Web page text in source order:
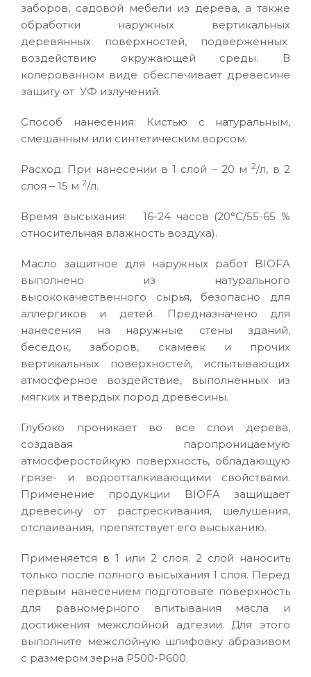
заборов, садовой мебели из дерева, а также
обработки наружных вертикальных
деревянных поверхностей, подверженных
воздействию окружающей среды. В
колерованном виде обеспечивает древесине
защиту от УФ излучений.
Способ нанесения: Кистью с натуральным,
смешанным или синтетическим ворсом.
Расход: При нанесении в 1 слой – 20 м2/л, в 2
слоя – 15 м 2/л.
Время высыхания: 16-24 часов (20°C/55-65 %
относительная влажность воздуха).
Масло защитное для наружных работ BIOFA
выполнено из натурального
высококачественного сырья, безопасно для
аллергиков и детей. Предназначено для
нанесения на наружные стены зданий,
беседок, заборов, скамеек и прочих
вертикальных поверхностей, испытывающих
атмосферное воздействие, выполненных из
мягких и твердых пород древесины.
Глубоко проникает во все слои дерева,
создавая паропроницаемую
атмосферостойкую поверхность, обладающую
грязе- и водоотталкивающими свойствами.
Применение продукции BIOFA защищает
древесину от растрескивания, шелушения,
отслаивания, препятствует его высыханию.
Применяется в 1 или 2 слоя. 2 слой наносить
только после полного высыхания 1 слоя. Перед
первым нанесением подготовьте поверхность
для равномерного впитывания масла и
достижения межслойной адгезии. Для этого
выполните межслойную шлифовку абразивом
с размером зерна P500-P600.